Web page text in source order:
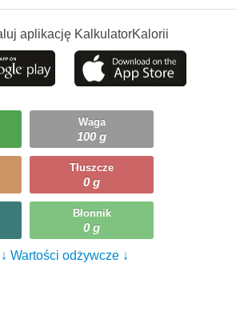
aplikację KalkulatorKalorii
Waga
100 g
Tłuszcze
0 g
Błonnik
0 g
↓ Wartości odżywcze ↓